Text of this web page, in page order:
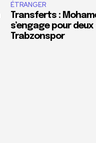
ÉTRANGER
Transferts :
s’engage pour
Trabzonspor